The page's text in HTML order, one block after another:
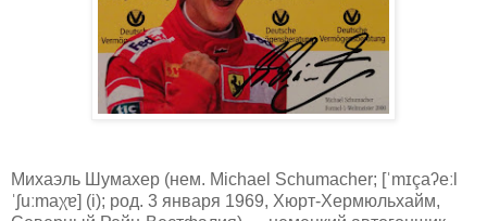
Михаэль Шумахер (нем. Michael Schumacher; [ˈmɪçaʔeːl
ˈʃuːmaχɐ] (i); род. 3 января 1969, Хюрт-Хермюльхайм,